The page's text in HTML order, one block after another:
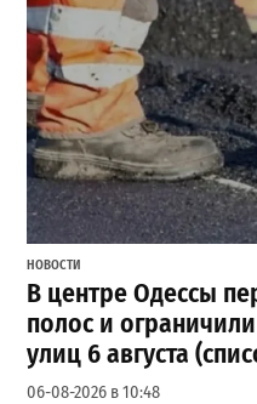
НОВОСТИ
В центре Одессы
полос и
улиц 6 августа
06-08-2026 в 10:48